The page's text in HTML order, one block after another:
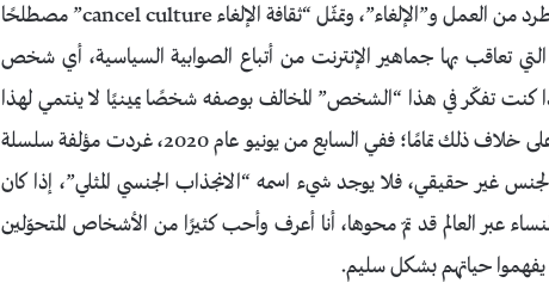
أو الدين الجديد للصواب السياسي إلى سبب مباشر للطرد من العمل و”الإلغاء”، وتمثّل “ثقافة الإلغاء cancel culture” مصطلحًا
تعاقب بها جماهير الإنترنت من أتباع الصوابية السياسية، أي شخص
تفكّر في هذا “الشخص” المخالف بوصفه شخصًا يمينيًا لا ينتمي لهذا
التيّار، مثلًا كـ “جوردان بيترسون”، فالحقيقة أن الأمر على خلاف ذلك تمامًا؛ ففي السابع من يونيو عام 2020، غردت مؤلفة سلسلة
غير حقيقي، فلا يوجد شيء اسمه “الانجذاب الجنسي المثلي”، إذا كان
عبر العالم قد تمّ محوها، أنا أعرف وأحب كثيرًا من الأشخاص المتحوّلين
يفهموا حياتهم بشكل سليم.